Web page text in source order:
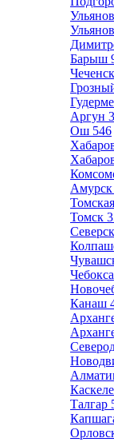
Барыш
Аргун
Ош 546
Амурск
Томск
Северск
Канаш
Талгар